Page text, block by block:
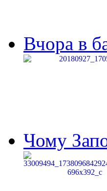
Вчора в
Чому